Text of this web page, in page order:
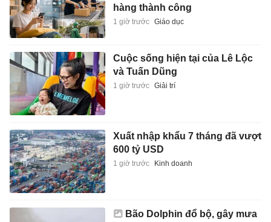
hàng thành công
1 giờ trước Giáo dục
Cuộc sống hiện tại của Lê Lộc
và Tuấn Dũng
1 giờ trước Giải trí
Xuất nhập khẩu 7 tháng đã vượt
600 tỷ USD
1 giờ trước Kinh doanh
Bão Dolphin đổ bộ, gây mưa